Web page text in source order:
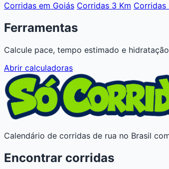
Corridas em Goiás Corridas 3 Km Corridas
Ferramentas
Calcule pace, tempo estimado e
Abrir calculadoras
Calendário de corridas de rua no Brasil
Encontrar corridas